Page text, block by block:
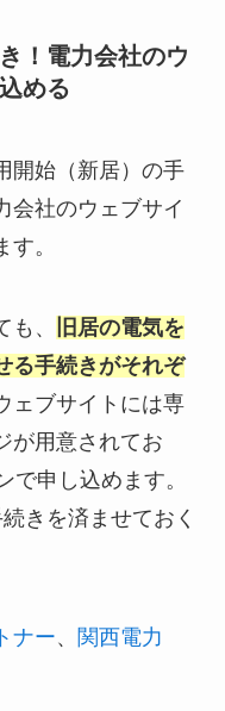
！電力会社のウ
める
開始（新居）の手
会社のウェブサイ
。
、
旧居の電気を
る手続きがそれぞ
ェブサイトには専
が用意されてお
で申し込めます。
きを済ませておく
ナー、 関西電力